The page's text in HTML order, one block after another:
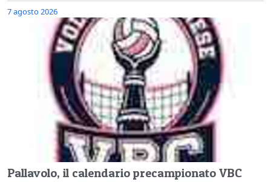
7 agosto 2026
Pallavolo, il calendario precampionato VBC